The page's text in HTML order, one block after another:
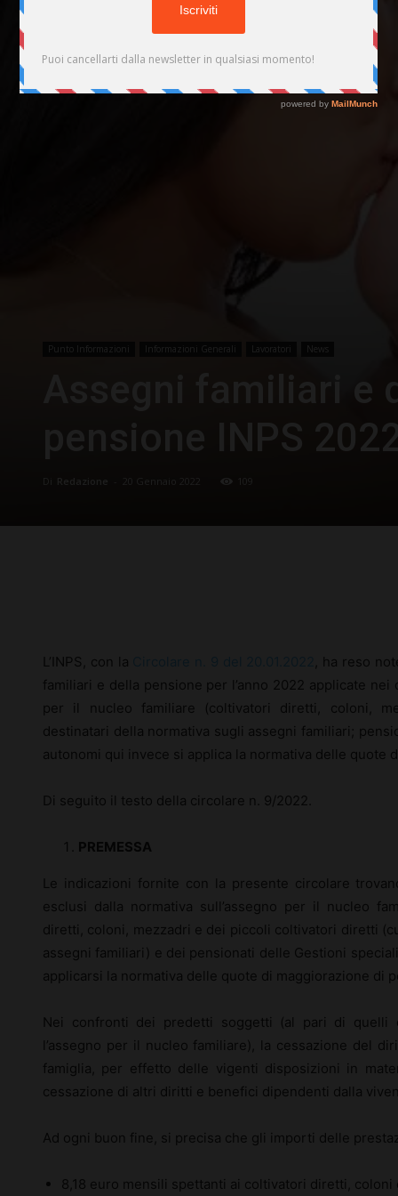
Punto Informazioni Informazioni Generali Lavoratori News
pensione INPS
L’INPS, con la
, ha reso
familiari e della pensione per l’anno 2022 applicate
per il nucleo familiare (coltivatori diretti, coloni,
destinatari della normativa sugli assegni familiari;
autonomi qui invece si applica la normativa delle quote
Di seguito il testo della circolare n. 9/2022.
PREMESSA
Le indicazioni fornite con la presente circolare
esclusi dalla normativa sull’assegno per il nucleo
diretti, coloni, mezzadri e dei piccoli coltivatori diretti
assegni familiari) e dei pensionati delle Gestioni
applicarsi la normativa delle quote di maggiorazione di
Nei confronti dei predetti soggetti (al pari di quelli
l’assegno per il nucleo familiare), la cessazione del
famiglia, per effetto delle vigenti disposizioni in
cessazione di altri diritti e benefici dipendenti dalla
Ad ogni buon fine, si precisa che gli importi delle
8,18 euro mensili spettanti ai coltivatori diretti,